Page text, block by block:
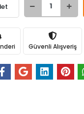
Güvenli Alışveriş